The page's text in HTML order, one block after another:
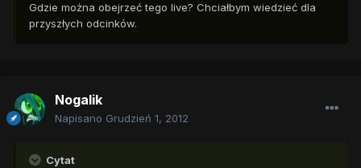
Gdzie można obejrzeć tego live? Chciałbym wiedzieć dla
przyszłych odcinków.
Nogalik
Napisano Grudzień 1, 2012
Cytat